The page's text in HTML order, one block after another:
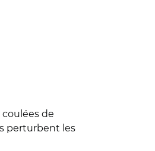
de
perturbent les